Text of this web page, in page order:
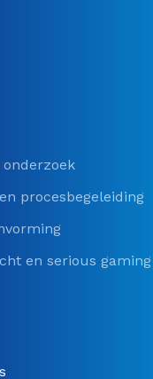
procesbegeleiding
en serious gaming